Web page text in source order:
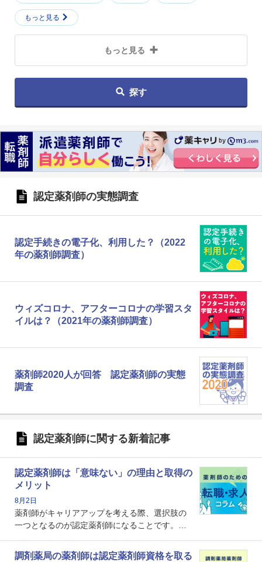
もっと見る
もっと見る
探す
認定薬剤師の実態調査
認定手続きの電子化、利用した？（2022
年の薬剤師調査）
ウィズコロナ、アフターコロナの学習スタ
イルは？（2021年の薬剤師調査）
薬剤師2020人が回答 認定薬剤師の実態
調査
認定薬剤師に関する新着記事
認定薬剤師は「意味ない」の理由と取得の
メリット
8月2日
薬剤師がキャリアアップを考える際、選択肢の
一つとなるのが認定薬剤師になることです。し
という声を聞いたことがあるかもしれません。
調剤薬局の薬剤師は認定薬剤師資格を取る